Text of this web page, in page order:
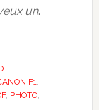
un.
F1
, PHOTO,